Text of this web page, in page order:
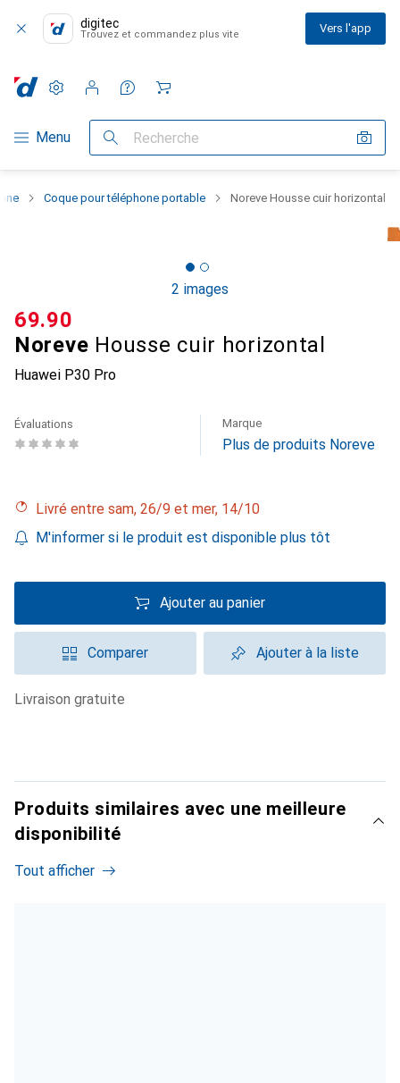
digitec
Trouvez et commandez plus vite Vers l'app
Navigation par catégorie
Menu Recherche
Paramètres
Compte client
Listes de comparaison
Listes d'envies
Panier
Coque pour téléphone portable Noreve Housse cuir horizontal
2 images
Noreve Housse cuir horizontal
Huawei P30 Pro
CHF
69.90
Évaluations Marque
Plus de produits Noreve
Livré entre sam, 26/9 et mer, 14/10
M'informer si le produit est disponible plus tôt
Ajouter au panier
Comparer Ajouter à la liste
livraison gratuite
Produits similaires avec une meilleure
disponibilité
Tout afficher